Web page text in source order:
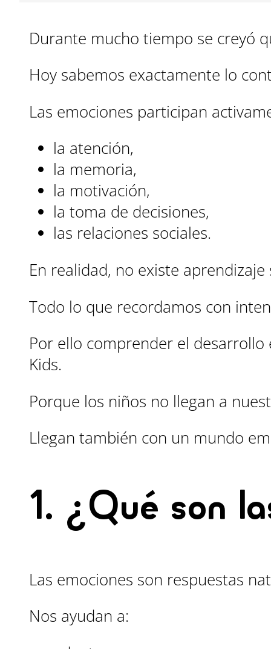
Durante mucho tiempo se creyó
Hoy sabemos exactamente lo
Las emociones participan
la atención,
la memoria,
la motivación,
la toma de decisiones,
las relaciones sociales.
En realidad, no existe
Todo lo que recordamos con
Por ello comprender el
Kids.
Porque los niños no llegan a
Llegan también con un mundo
1. ¿Qué son
Las emociones son respuestas
Nos ayudan a: